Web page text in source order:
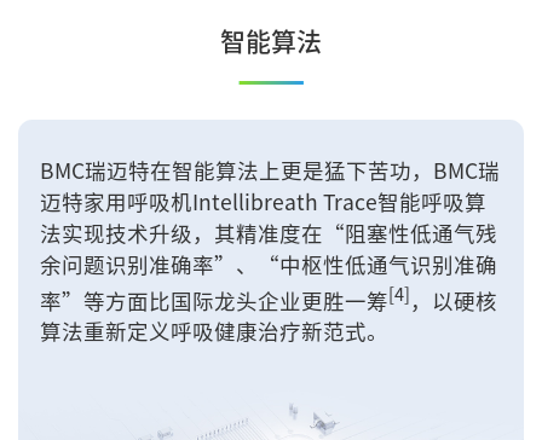
智能算法
BMC瑞迈特在智能算法上更是猛下苦功，BMC瑞
迈特家用呼吸机Intellibreath Trace智能呼吸算
法实现技术升级，其精准度在“阻塞性低通气残
余问题识别准确率”、“中枢性低通气识别准确
率”等方面比国际龙头企业更胜一筹[4] ，以硬核
算法重新定义呼吸健康治疗新范式。